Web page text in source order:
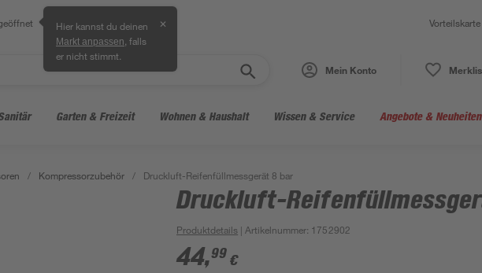
Hier kannst du deinen
Markt anpassen , falls
er nicht stimmt.
✕ Vorteilskarte
Mein Konto
Garten & Freizeit Wohnen & Haushalt Wissen & Service Angebote & Neuheiten
/ Kompressorzubehör / Druckluft-Reifenfüllmessgerät 8 bar
Druckluft-
Produktdetails | Artikelnummer: 1752902
44,99 €